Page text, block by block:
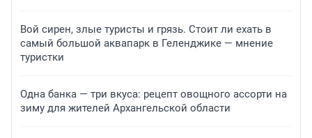
Вой сирен, злые туристы и грязь. Стоит ли ехать в
самый большой аквапарк в Геленджике — мнение
туристки
Одна банка — три вкуса: рецепт овощного ассорти на
зиму для жителей Архангельской области